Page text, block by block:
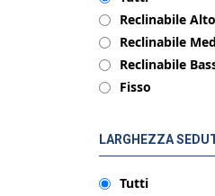
Reclinabile Alto
Reclinabile
Reclinabile
Fisso
LARGHEZZA
Tutti